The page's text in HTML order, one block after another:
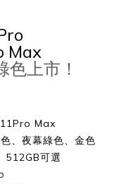
Max
上市！
Max
、夜幕綠色、金色
512GB可選